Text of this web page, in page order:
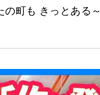
町も きっとある～